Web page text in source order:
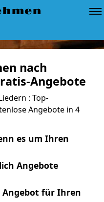
nach
Angebote
: Top-
Angebote in 4
es um Ihren
Angebote
Angebot für Ihren